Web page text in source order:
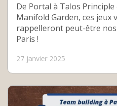
De Portal à Talos
Manifold Garden, ces jeux
rappelleront peut-être
Paris !
27 janvier 2025